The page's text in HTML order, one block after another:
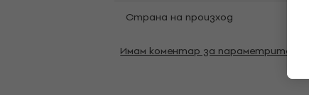
Страна на произход
Имам коментар за параметрите